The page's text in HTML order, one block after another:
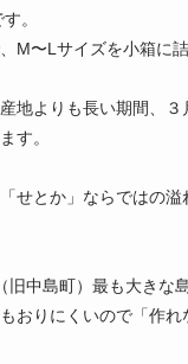
。
M〜Lサイズを小箱に
地よりも長い期間、
す。
せとか」ならではの溢
中島町）最も大きな島
おりにくいので「作